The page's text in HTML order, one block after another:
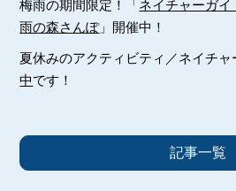
梅雨の期間限定！「ネイチャーガ
雨の森さんぽ」開催中！
夏休みのアクティビティ／ネイチャ
中です！
記事一覧